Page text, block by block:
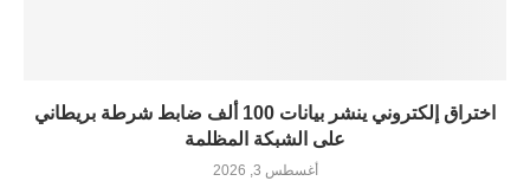
اختراق إلكتروني ينشر بيانات 100 ألف ضابط شرطة بريطاني
على الشبكة المظلمة
أغسطس 3, 2026